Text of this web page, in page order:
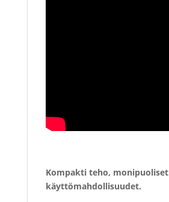
Kompakti teho, monipuoliset
käyttömahdollisuudet.